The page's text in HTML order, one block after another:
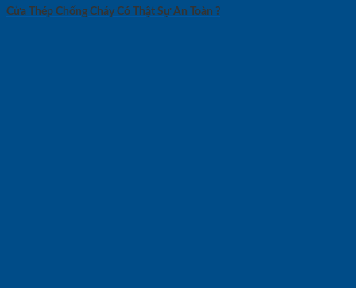
Cửa Thép Chống Cháy Có Thật Sự An Toàn ?